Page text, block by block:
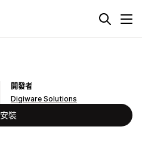
開發者
Digiware Solutions
安裝